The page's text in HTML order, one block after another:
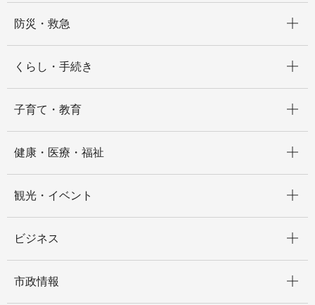
防災・救急
くらし・手続き
子育て・教育
健康・医療・福祉
観光・イベント
ビジネス
市政情報